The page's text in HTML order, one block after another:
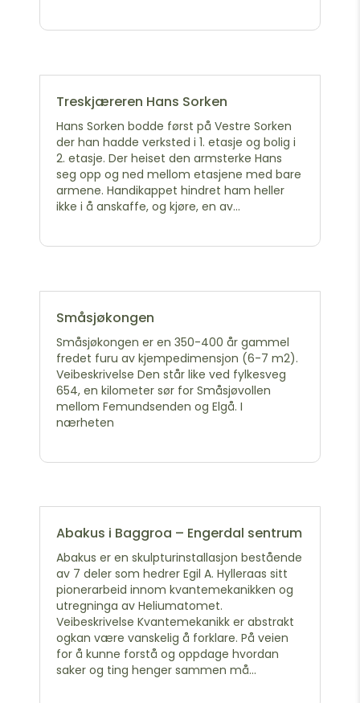
Treskjæreren Hans Sorken
Hans Sorken bodde først på Vestre Sorken
der han hadde verksted i 1. etasje og bolig i
2. etasje. Der heiset den armsterke Hans
seg opp og ned mellom etasjene med bare
armene. Handikappet hindret ham heller
ikke i å anskaffe, og kjøre, en av...
Småsjøkongen
Småsjøkongen er en 350-400 år gammel
fredet furu av kjempedimensjon (6-7 m2).
Veibeskrivelse Den står like ved fylkesveg
654, en kilometer sør for Småsjøvollen
mellom Femundsenden og Elgå. I
nærheten
Abakus i Baggroa – Engerdal sentrum
Abakus er en skulpturinstallasjon bestående
av 7 deler som hedrer Egil A. Hylleraas sitt
pionerarbeid innom kvantemekanikken og
utregninga av Heliumatomet.
Veibeskrivelse Kvantemekanikk er abstrakt
ogkan være vanskelig å forklare. På veien
for å kunne forstå og oppdage hvordan
saker og ting henger sammen må...